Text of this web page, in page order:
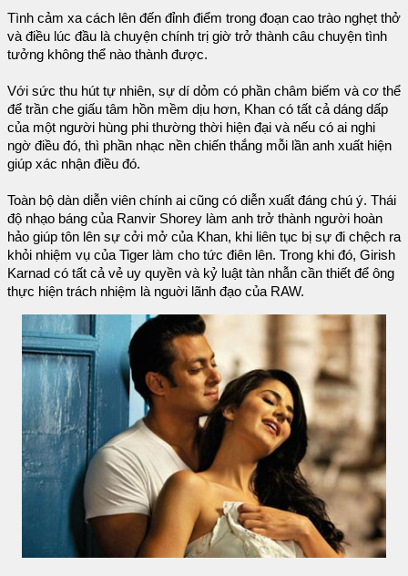
Tình cảm xa cách lên đến đỉnh điểm trong đoạn cao trào nghẹt thở
và điều lúc đầu là chuyện chính trị giờ trở thành câu chuyện tình
tưởng không thể nào thành được.
Với sức thu hút tự nhiên, sự dí dỏm có phần châm biếm và cơ thể
để trần che giấu tâm hồn mềm dịu hơn, Khan có tất cả dáng dấp
của một người hùng phi thường thời hiện đại và nếu có ai nghi
ngờ điều đó, thì phần nhạc nền chiến thắng mỗi lần anh xuất hiện
giúp xác nhận điều đó.
Toàn bộ dàn diễn viên chính ai cũng có diễn xuất đáng chú ý. Thái
độ nhạo báng của Ranvir Shorey làm anh trở thành người hoàn
hảo giúp tôn lên sự cởi mở của Khan, khi liên tục bị sự đi chệch ra
khỏi nhiệm vụ của Tiger làm cho tức điên lên. Trong khi đó, Girish
Karnad có tất cả vẻ uy quyền và kỷ luật tàn nhẫn cần thiết để ông
thực hiện trách nhiệm là nguời lãnh đạo của RAW.